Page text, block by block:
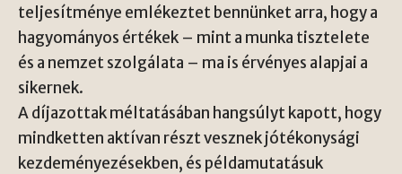
teljesítménye emlékeztet bennünket arra, hogy a
hagyományos értékek – mint a munka tisztelete
és a nemzet szolgálata – ma is érvényes alapjai a
sikernek.
A díjazottak méltatásában hangsúlyt kapott, hogy
mindketten aktívan részt vesznek jótékonysági
kezdeményezésekben, és példamutatásuk